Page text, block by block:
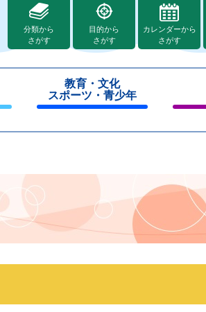
分類から
さがす
目的から
さがす
カレンダーから
さがす
教育・文化
スポーツ・青少年
じ
じ